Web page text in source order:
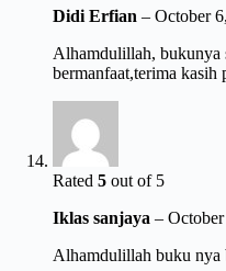
Didi Erfian – October
Alhamdulillah, bukunya
bermanfaat,terima kasih
Rated 5 out of 5
Iklas sanjaya –
Alhamdulillah buku nya